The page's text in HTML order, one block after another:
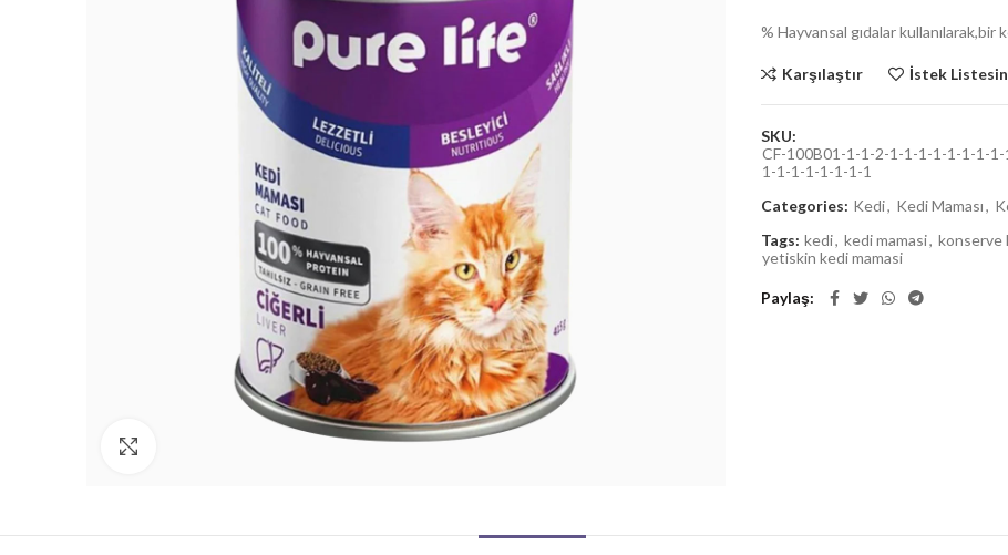
% Hayvansal gıdalar
Karşılaştır İstek
SKU:
CF-100B01-1-1-2-1-1-1-1-1-1-1-
1-1-1-1-1-1-1-1
Categories: Kedi, Kedi Maması,
Tags: kedi, kedi mamasi, konserve
yetiskin kedi mamasi
Paylaş